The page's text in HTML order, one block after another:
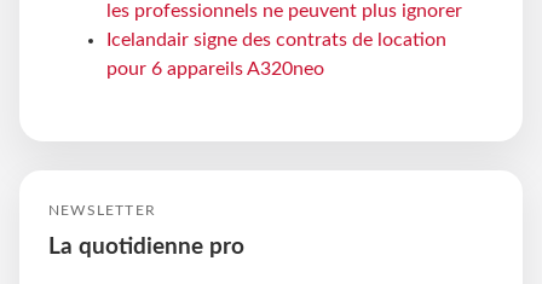
les professionnels ne peuvent plus ignorer
Icelandair signe des contrats de location
pour 6 appareils A320neo
NEWSLETTER
La quotidienne pro